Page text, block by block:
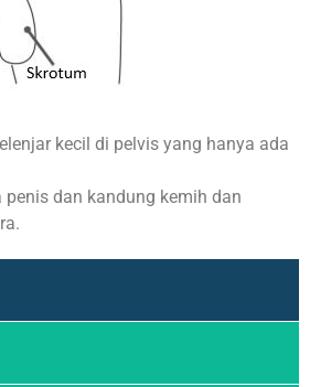
kecil di pelvis yang hanya ada
penis dan kandung kemih dan